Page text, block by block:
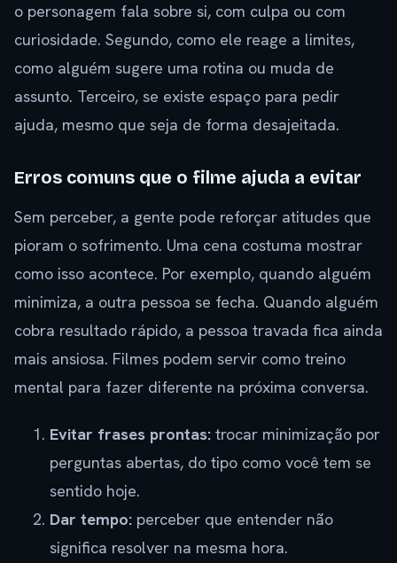
o personagem fala sobre si, com culpa ou com
curiosidade. Segundo, como ele reage a limites,
como alguém sugere uma rotina ou muda de
assunto. Terceiro, se existe espaço para pedir
ajuda, mesmo que seja de forma desajeitada.
Erros comuns que o filme ajuda a evitar
Sem perceber, a gente pode reforçar atitudes que
pioram o sofrimento. Uma cena costuma mostrar
como isso acontece. Por exemplo, quando alguém
minimiza, a outra pessoa se fecha. Quando alguém
cobra resultado rápido, a pessoa travada fica ainda
mais ansiosa. Filmes podem servir como treino
mental para fazer diferente na próxima conversa.
Evitar frases prontas: trocar minimização por
perguntas abertas, do tipo como você tem se
sentido hoje.
Dar tempo: perceber que entender não
significa resolver na mesma hora.